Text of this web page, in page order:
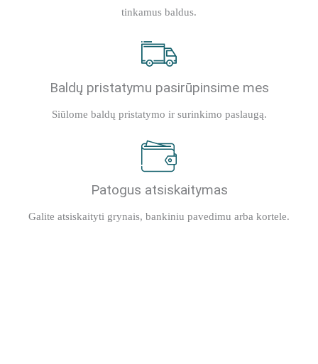
tinkamus baldus.
Baldų pristatymu pasirūpinsime mes
Siūlome baldų pristatymo ir surinkimo paslaugą.
Patogus atsiskaitymas
Galite atsiskaityti grynais, bankiniu pavedimu arba kortele.